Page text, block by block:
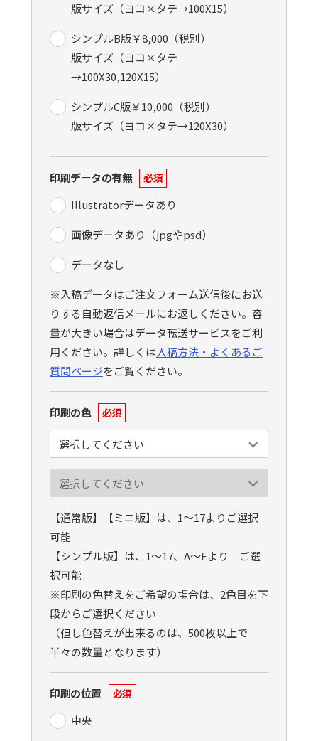
版サイズ（ヨコ×タテ→100X15）
シンプルB版￥8,000（税別）
版サイズ（ヨコ×タテ
→100X30,120X15）
シンプルC版￥10,000（税別）
版サイズ（ヨコ×タテ→120X30）
印刷データの有無 必須
Illustratorデータあり
画像データあり（jpgやpsd）
データなし
※入稿データはご注文フォーム送信後にお送
りする自動返信メールにお返しください。容
量が大きい場合はデータ転送サービスをご利
用ください。詳しくは入稿方法・よくあるご
質問ページをご覧ください。
印刷の色 必須
【通常版】【ミニ版】は、1〜17よりご選択
可能
【シンプル版】は、1〜17、A〜Fより ご選
択可能
※印刷の色替えをご希望の場合は、2色目を下
段からご選択ください
（但し色替えが出来るのは、500枚以上で
半々の数量となります）
印刷の位置 必須
中央